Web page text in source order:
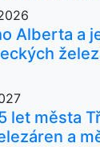
Alberta a
let města
a